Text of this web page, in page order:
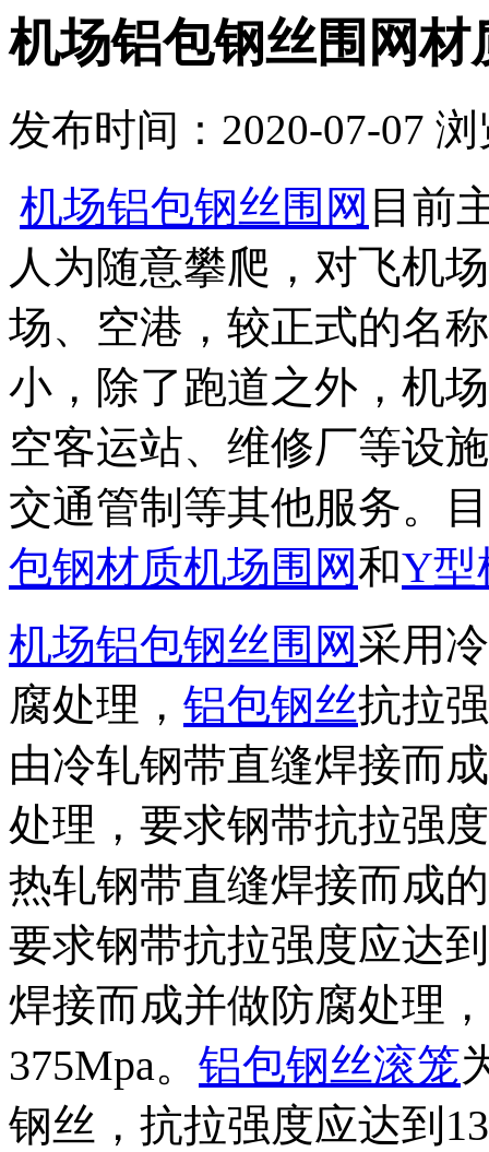
机场铝包钢丝围网材
发布时间：2020-07-07 浏
机场铝包钢丝围网 目前
人为随意攀爬，对飞机
场、空港，较正式的名
小，除了跑道之外，机
空客运站、维修厂等设
交通管制等其他服务。
包钢材质机场围网和Y型
机场铝包钢丝围网采用
腐处理， 铝包钢丝抗拉
由冷轧钢带直缝焊接而
处理，要求钢带抗拉强
热轧钢带直缝焊接而成
要求钢带抗拉强度应达
焊接而成并做防腐处理
375Mpa。 铝包钢丝滚笼
钢丝，抗拉强度应达到